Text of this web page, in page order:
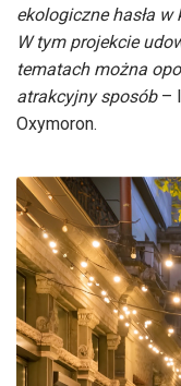
ekologiczne hasła
W tym projekcie
tematach można
atrakcyjny sposób–
Oxymoron.